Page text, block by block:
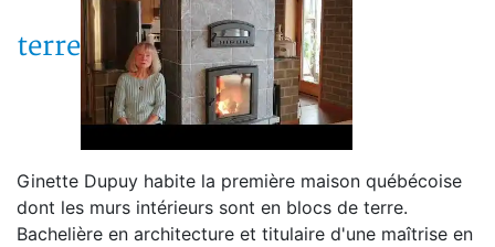
terre
Ginette Dupuy habite la première maison québécoise
dont les murs intérieurs sont en blocs de terre.
Bachelière en architecture et titulaire d'une maîtrise en